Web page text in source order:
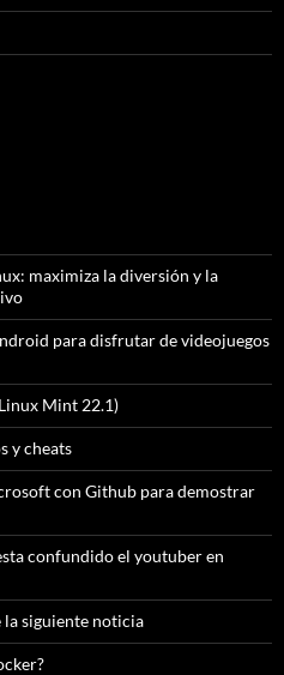
maximiza la diversión y la
para disfrutar de videojuegos
Mint 22.1)
y cheats
con Github para demostrar
confundido el youtuber en
la siguiente noticia